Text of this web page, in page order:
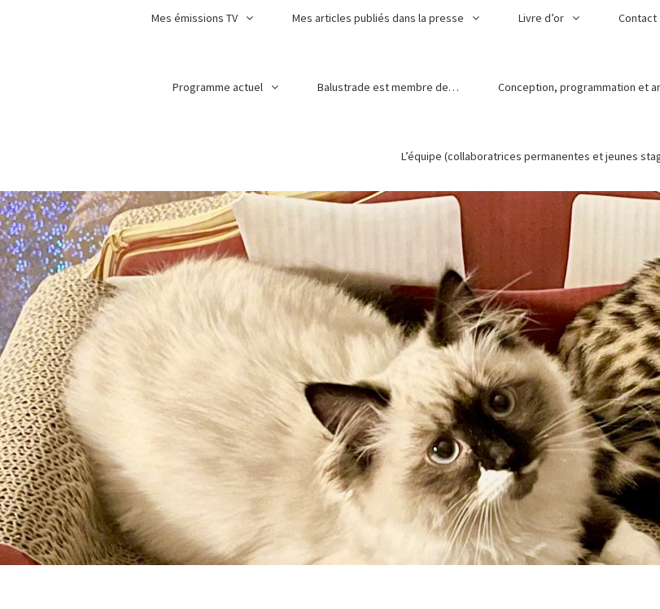
Mes émissions TV Mes articles publiés dans la presse Livre d’or Contact
Programme actuel Balustrade est membre de… Conception, programmation et
L’équipe (collaboratrices permanentes et jeunes